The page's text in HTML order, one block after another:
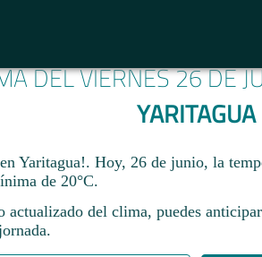
DEL VIERNES 26 DE
YARITAGUA
Yaritagua!. Hoy, 26 de junio, la
de 20°C.​
actualizado del clima, puedes